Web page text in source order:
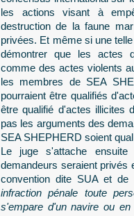
les actions visant à
destruction de la faune
privées. Et même si une
démontrer que les actes
comme des actes violents
les membres de SEA
pourraient être qualifiés
être qualifié d'actes illicites
pas les arguments des
SEA SHEPHERD soient
Le juge s'attache
demandeurs seraient privés
convention dite SUA et
infraction pénale toute
s'empare d'un navire ou